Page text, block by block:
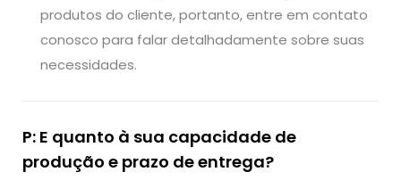
produtos do cliente, portanto, entre em contato
conosco para falar detalhadamente sobre suas
necessidades.
P: E quanto à sua capacidade de
produção e prazo de entrega?